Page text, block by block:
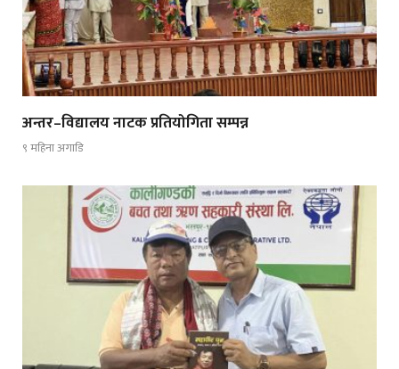
अन्तर–विद्यालय नाटक प्रतियोगिता सम्पन्न
९ महिना अगाडि